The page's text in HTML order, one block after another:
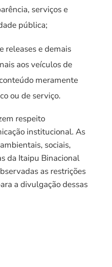
serviços e
pública;
releases e demais
aos veículos de
meramente
ou de serviço.
respeito
institucional. As
sociais,
da Itaipu Binacional
as restrições
a divulgação dessas